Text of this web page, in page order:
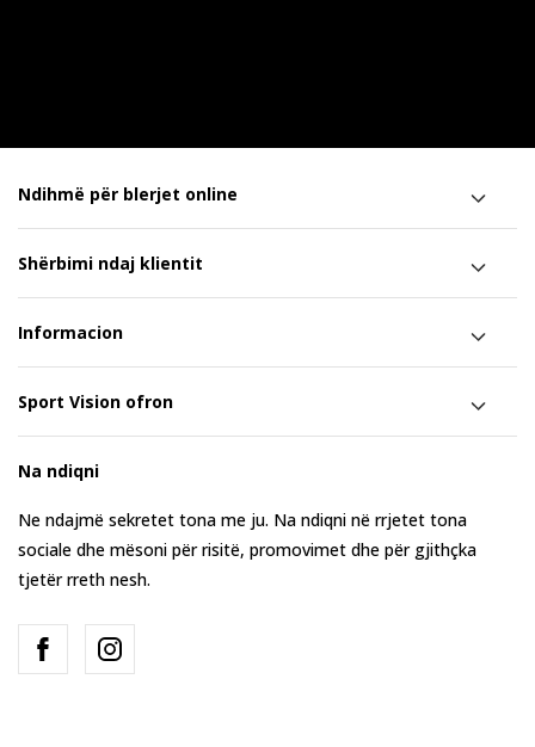
Ndihmë për blerjet online
Shërbimi ndaj klientit
Informacion
Sport Vision ofron
Na ndiqni
Ne ndajmë sekretet tona me ju. Na ndiqni në rrjetet tona
sociale dhe mësoni për risitë, promovimet dhe për gjithçka
tjetër rreth nesh.